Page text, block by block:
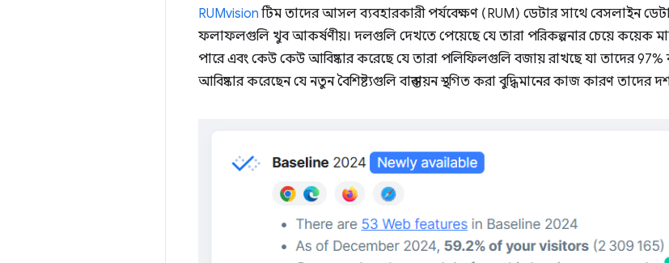
RUMvision টিম তাদের আসল ব্যবহারকারী পর্যবেক্ষণ (RUM) ডেটার সাথে বেসলাইন
ফলাফলগুলি খুব আকর্ষণীয়। দলগুলি দেখতে পেয়েছে যে তারা পরিকল্পনার চেয়ে কয়েক
পারে এবং কেউ কেউ আবিষ্কার করেছে যে তারা পলিফিলগুলি বজায় রাখছে যা তাদের 97%
আবিষ্কার করেছেন যে নতুন বৈশিষ্ট্যগুলি বাস্তবায়ন স্থগিত করা বুদ্ধিমানের কাজ কারণ তাদের